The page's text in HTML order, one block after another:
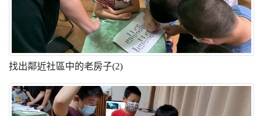
找出鄰近社區中的老房子(2)